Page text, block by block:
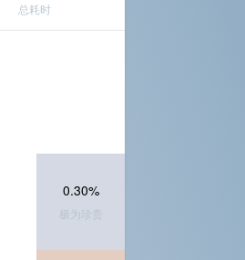
总耗时
0.30%
极为珍贵